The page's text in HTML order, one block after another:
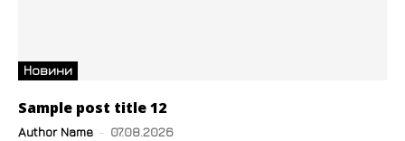
Новини
Sample post title 12
Author Name - 07.08.2026